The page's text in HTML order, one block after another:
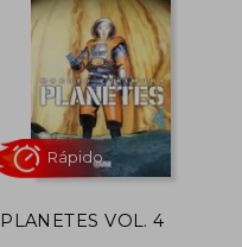
4%
dcto.
PLANETES VOL. 4